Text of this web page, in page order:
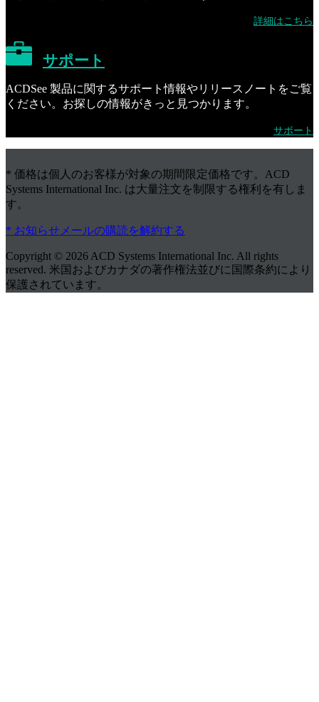
詳細はこちら
サポート
ACDSee 製品に関するサポート情報やリリースノートをご覧
ください。お探しの情報がきっと見つかります。
サポート
* 価格は個人のお客様が対象の期間限定価格です。ACD
Systems International Inc. は大量注文を制限する権利を有しま
す。
* お知らせメールの購読を解約する
Copyright © 2026 ACD Systems International Inc. All rights
reserved. 米国およびカナダの著作権法並びに国際条約により
保護されています。